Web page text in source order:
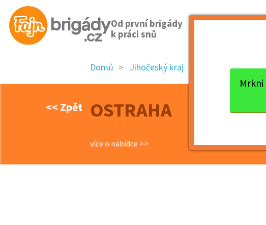
Od první brigády
k práci snů
Mrkni
Domů Jihočeský kraj okres České
<< Zpět OSTRAHA
více o nabídce >>